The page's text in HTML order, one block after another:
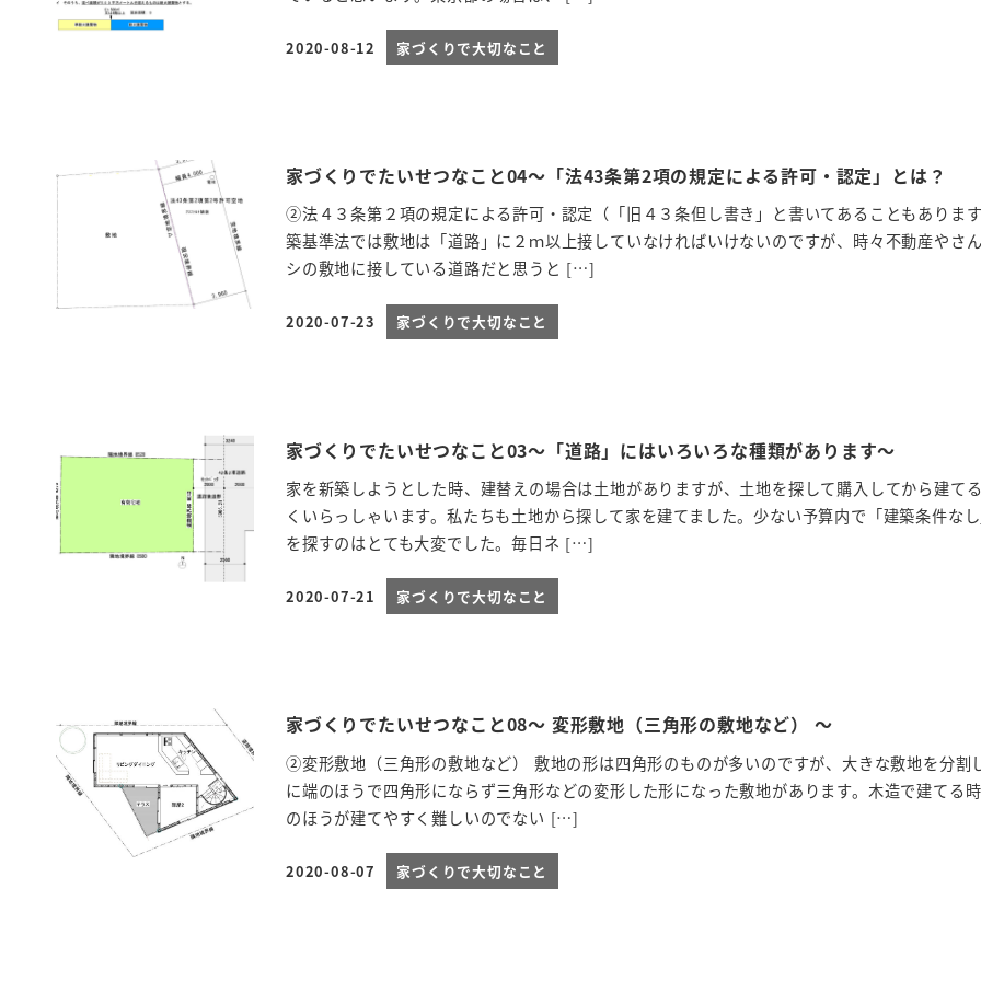
投稿日
2020-08-12 家づくりで大切なこと
家づくりでたいせつなこと04～「法43条第2項の規定による許可・認定」とは？
②法４３条第２項の規定による許可・認定（「旧４３条但し書き」と書いてあることもありま
築基準法では敷地は「道路」に２ｍ以上接していなければいけないのですが、時々不動産やさ
シの敷地に接している道路だと思うと […]
投稿日
2020-07-23 家づくりで大切なこと
家づくりでたいせつなこと03～「道路」にはいろいろな種類があります～
家を新築しようとした時、建替えの場合は土地がありますが、土地を探して購入してから建て
くいらっしゃいます。私たちも土地から探して家を建てました。少ない予算内で「建築条件な
を探すのはとても大変でした。毎日ネ […]
投稿日
2020-07-21 家づくりで大切なこと
家づくりでたいせつなこと08～ 変形敷地（三角形の敷地など） ～
②変形敷地（三角形の敷地など） 敷地の形は四角形のものが多いのですが、大きな敷地を分割
に端のほうで四角形にならず三角形などの変形した形になった敷地があります。木造で建てる
のほうが建てやすく難しいのでない […]
投稿日
2020-08-07 家づくりで大切なこと